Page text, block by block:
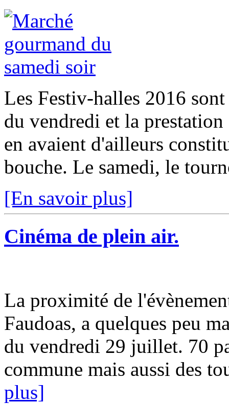
Les Festiv-halles 2016
du vendredi et la
en avaient d'ailleurs
bouche. Le samedi, le
[En savoir plus]
Cinéma de plein air.
La proximité de
Faudoas, a quelques peu
du vendredi 29 juillet. 70
commune mais aussi des
plus]